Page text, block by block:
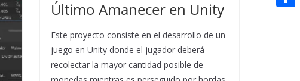
Último Amanecer en Unity
Este proyecto consiste en el desarrollo de un
juego en Unity donde el jugador deberá
recolectar la mayor cantidad posible de
n
a